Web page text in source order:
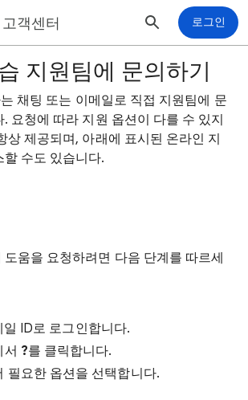
객센터 로그인
지원팀에 문의하기
채팅 또는 이메일로 직접 지원팀에 문
요청에 따라 지원 옵션이 다를 수 있지
상 제공되며, 아래에 표시된 온라인 지
수도 있습니다.
움을 요청하려면 다음 단계를 따르세
ID로 로그인합니다.
서 ?를 클릭합니다.
필요한 옵션을 선택합니다.